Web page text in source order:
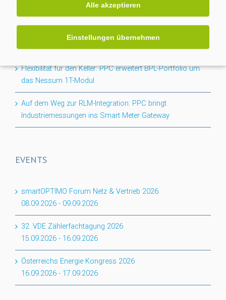
Alle akzeptieren
Einstellungen übernehmen
Projektabschluss CACTUS: Mehr Transparenz für das
Flexibilität für den Keller: PPC erweitert BPL-Portfolio um
das Nessum 1T-Modul
Auf dem Weg zur RLM-Integration: PPC bringt
Industriemessungen ins Smart Meter Gateway
EVENTS
smartOPTIMO Forum Netz & Vertrieb 2026
08.09.2026 - 09.09.2026
32. VDE Zählerfachtagung 2026
15.09.2026 - 16.09.2026
Österreichs Energie Kongress 2026
16.09.2026 - 17.09.2026